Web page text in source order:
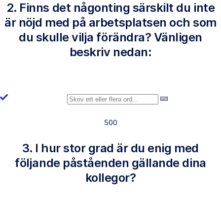
2. Finns det någonting särskilt du inte
är nöjd med på arbetsplatsen och som
du skulle vilja förändra? Vänligen
beskriv nedan:
500
3. I hur stor grad är du enig med
följande påståenden gällande dina
kollegor?